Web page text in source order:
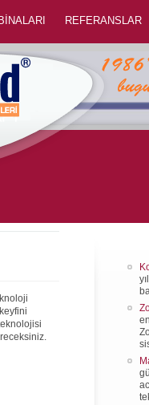
REFERANSLAR